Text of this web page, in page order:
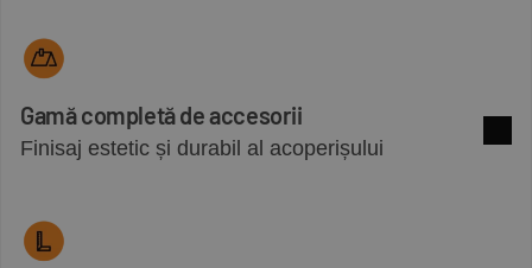
Gamă completă de accesorii
Finisaj estetic și durabil al acoperișului